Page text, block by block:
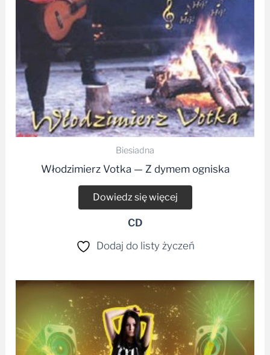
Biesiadna
Włodzimierz Votka — Z dymem ogniska
Dowiedz się więcej
CD
Dodaj do listy życzeń